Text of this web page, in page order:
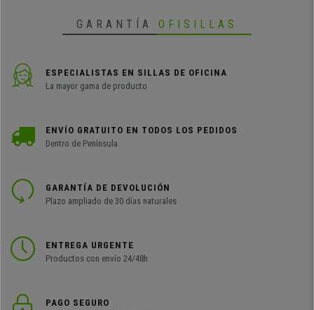
GARANTÍA OFISILLAS
ESPECIALISTAS EN SILLAS DE OFICINA
La mayor gama de producto
ENVÍO GRATUITO EN TODOS LOS PEDIDOS
Dentro de Península
GARANTÍA DE DEVOLUCIÓN
Plazo ampliado de 30 días naturales
ENTREGA URGENTE
Productos con envío 24/48h
PAGO SEGURO